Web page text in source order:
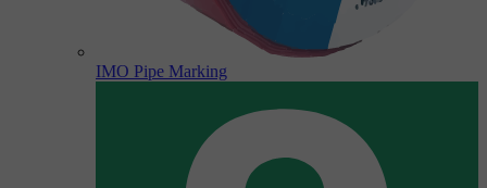
IMO Pipe Marking